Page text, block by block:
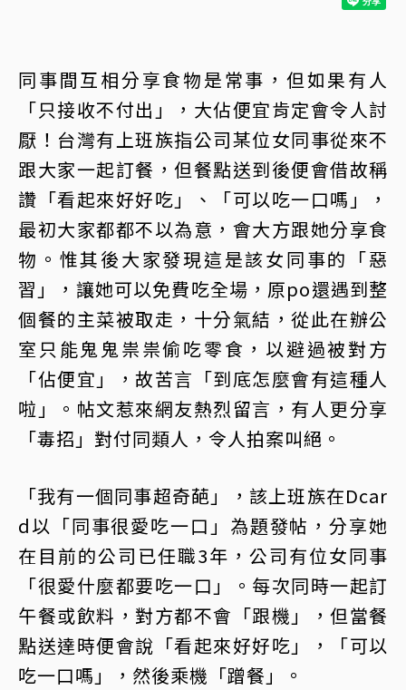
同事間互相分享食物是常事，但如果有人
「只接收不付出」，大佔便宜肯定會令人討
厭！台灣有上班族指公司某位女同事從來不
跟大家一起訂餐，但餐點送到後便會借故稱
讚「看起來好好吃」、「可以吃一口嗎」，
最初大家都都不以為意，會大方跟她分享食
物。惟其後大家發現這是該女同事的「惡
習」，讓她可以免費吃全場，原po還遇到整
個餐的主菜被取走，十分氣結，從此在辦公
室只能鬼鬼祟祟偷吃零食，以避過被對方
「佔便宜」，故苦言「到底怎麼會有這種人
啦」。帖文惹來網友熱烈留言，有人更分享
「毒招」對付同類人，令人拍案叫絕。
「我有一個同事超奇葩」，該上班族在Dcar
d以「同事很愛吃一口」為題發帖，分享她
在目前的公司已任職3年，公司有位女同事
「很愛什麼都要吃一口」。每次同時一起訂
午餐或飲料，對方都不會「跟機」，但當餐
點送達時便會說「看起來好好吃」，「可以
吃一口嗎」，然後乘機「蹭餐」。